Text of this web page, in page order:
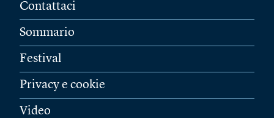
Contattaci
Sommario
Festival
Privacy e cookie
Video